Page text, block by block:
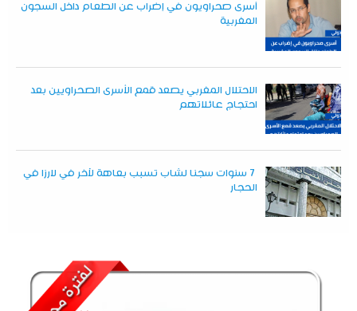
أسرى صحراويون في إضراب عن الطعام داخل السجون
المغربية
الاحتلال المغربي يصعد قمع الأسرى الصحراويين بعد
احتجاج عائلاتهم
7 سنوات سجنا لشاب تسبب بعاهة لآخر في لارزا في
الحجار